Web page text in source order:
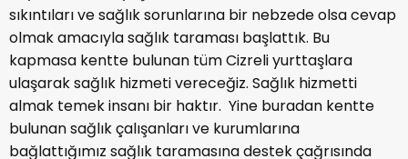
sıkıntıları ve sağlık sorunlarına bir nebzede olsa cevap
olmak amacıyla sağlık taraması başlattık. Bu
kapmasa kentte bulunan tüm Cizreli yurttaşlara
ulaşarak sağlık hizmeti vereceğiz. Sağlık hizmetti
almak temek insanı bir haktır. Yine buradan kentte
bulunan sağlık çalışanları ve kurumlarına
bağlattığımız sağlık taramasına destek çağrısında